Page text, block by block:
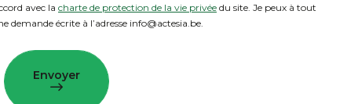
avec la charte de protection de la vie privée du site. Je peux à tout
écrite à l’adresse info@actesia.be.
Envoyer